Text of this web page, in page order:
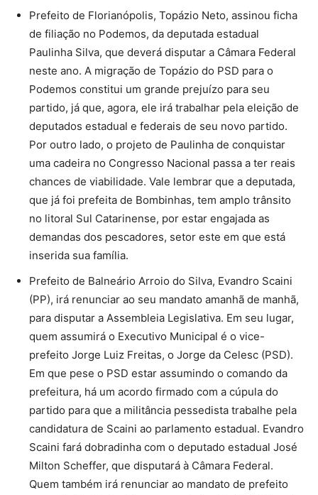
Prefeito de Florianópolis, Topázio Neto, assinou ficha
de filiação no Podemos, da deputada estadual
Paulinha Silva, que deverá disputar a Câmara Federal
neste ano. A migração de Topázio do PSD para o
Podemos constitui um grande prejuízo para seu
partido, já que, agora, ele irá trabalhar pela eleição de
deputados estadual e federais de seu novo partido.
Por outro lado, o projeto de Paulinha de conquistar
uma cadeira no Congresso Nacional passa a ter reais
chances de viabilidade. Vale lembrar que a deputada,
que já foi prefeita de Bombinhas, tem amplo trânsito
no litoral Sul Catarinense, por estar engajada as
demandas dos pescadores, setor este em que está
inserida sua família.
Prefeito de Balneário Arroio do Silva, Evandro Scaini
(PP), irá renunciar ao seu mandato amanhã de manhã,
para disputar a Assembleia Legislativa. Em seu lugar,
quem assumirá o Executivo Municipal é o vice-
prefeito Jorge Luiz Freitas, o Jorge da Celesc (PSD).
Em que pese o PSD estar assumindo o comando da
prefeitura, há um acordo firmado com a cúpula do
partido para que a militância pessedista trabalhe pela
candidatura de Scaini ao parlamento estadual. Evandro
Scaini fará dobradinha com o deputado estadual José
Milton Scheffer, que disputará à Câmara Federal.
Quem também irá renunciar ao mandato de prefeito